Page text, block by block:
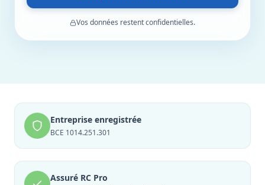
Vos données restent confidentielles.
Entreprise enregistrée
BCE 1014.251.301
Assuré RC Pro